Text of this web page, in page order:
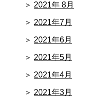
2021年 8月
2021年7月
2021年6月
2021年5月
2021年4月
2021年3月